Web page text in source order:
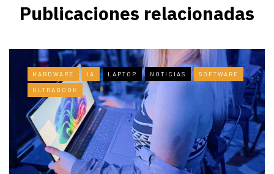
Publicaciones relacionadas
HARDWARE IA LAPTOP NOTICIAS SOFTWARE
ULTRABOOK